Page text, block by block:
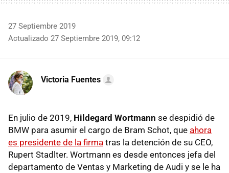
27 Septiembre 2019
Actualizado 27 Septiembre 2019, 09:12
Victoria Fuentes
En julio de 2019, Hildegard Wortmann se despidió de
BMW para asumir el cargo de Bram Schot, que ahora
es presidente de la firma tras la detención de su CEO,
Rupert Stadlter. Wortmann es desde entonces jefa del
departamento de Ventas y Marketing de Audi y se le ha